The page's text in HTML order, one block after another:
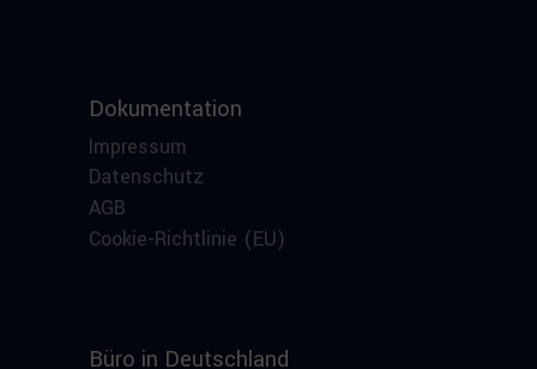
Dokumentation
Impressum
Datenschutz
AGB
Cookie-Richtlinie (EU)
Büro in Deutschland